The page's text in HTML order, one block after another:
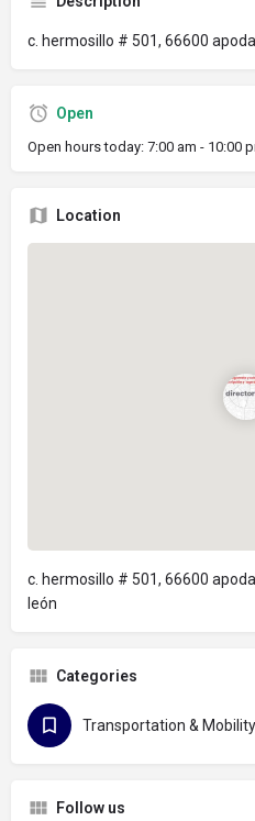
c. hermosillo # 501, 66600
Open
Open hours today: 7:00 am - 10:00
Location
c. hermosillo # 501, 66600
león
Categories
Transportation & Mobility
Follow us